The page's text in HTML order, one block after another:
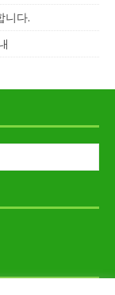
니다.